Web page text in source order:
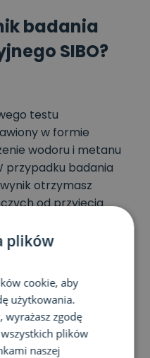
badania
SIBO?
testu
w formie
wodoru i metanu
przypadku badania
otrzymasz
od przyjęcia
Jeśli
metanowego testu
stacjonarnie w
plików
cookie, aby
użytkowania.
wyrażasz zgodę
plików
naszej